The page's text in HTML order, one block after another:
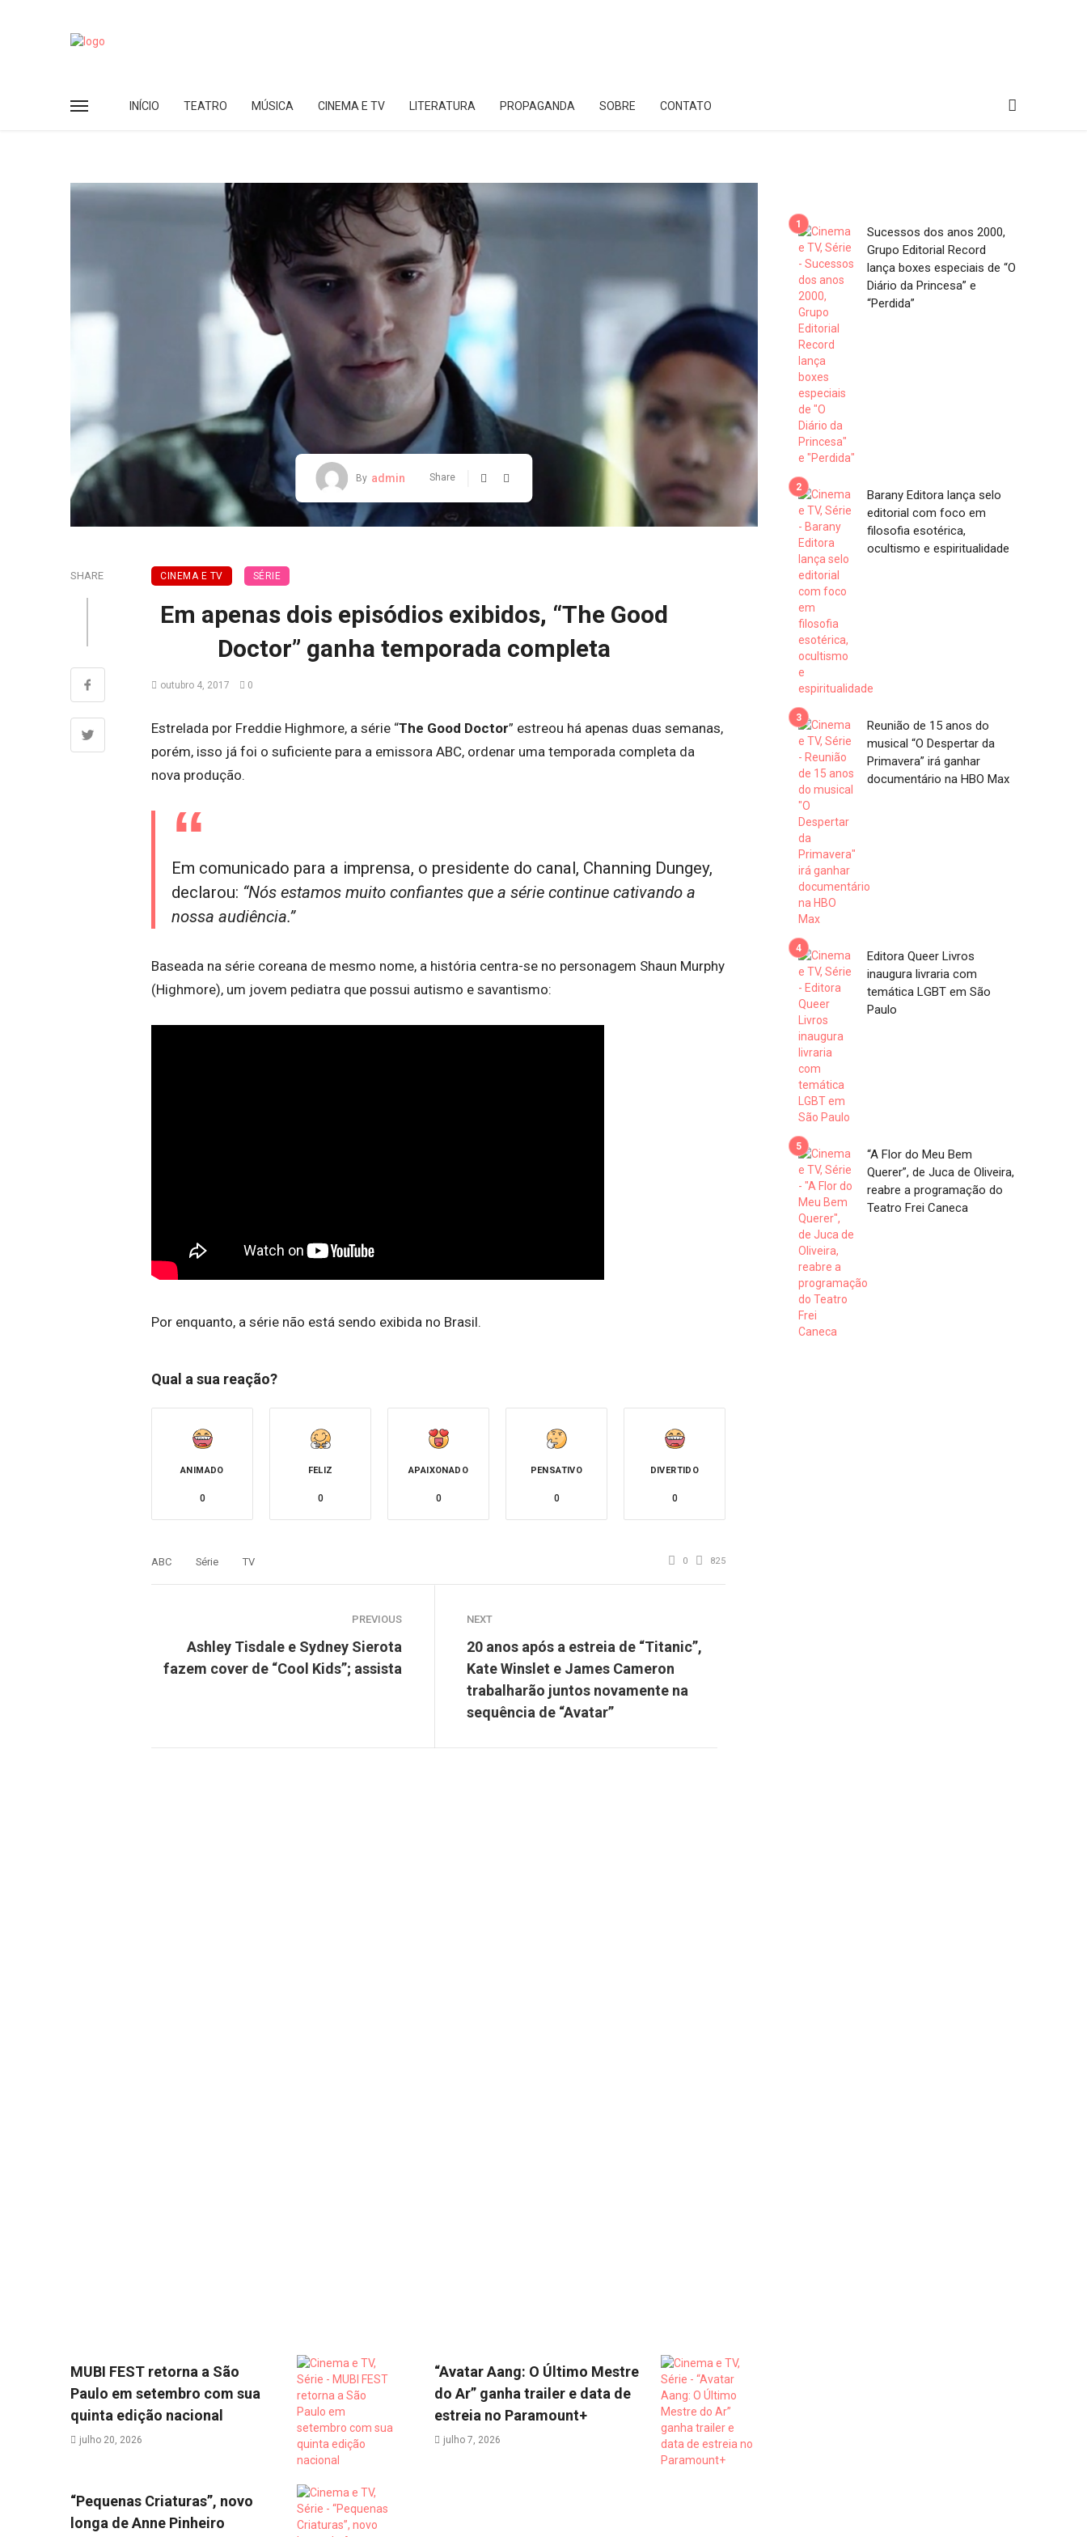
INÍCIO TEATRO MÚSICA CINEMA E TV LITERATURA PROPAGANDA SOBRE CONTATO
By admin Share
SHARE CINEMA E TV SÉRIE
Em apenas dois episódios exibidos, “The Good
Doctor” ganha temporada completa
outubro 4, 2017 0
Estrelada por Freddie Highmore, a série “The Good Doctor” estreou há apenas duas semanas,
porém, isso já foi o suficiente para a emissora ABC, ordenar uma temporada completa da
nova produção.
Em comunicado para a imprensa, o presidente do canal, Channing Dungey,
declarou: “Nós estamos muito confiantes que a série continue cativando a
nossa audiência.”
Baseada na série coreana de mesmo nome, a história centra-se no personagem Shaun Murphy
(Highmore), um jovem pediatra que possui autismo e savantismo:
Por enquanto, a série não está sendo exibida no Brasil.
Qual a sua reação?
ANIMADO
0
FELIZ
0
APAIXONADO
0
PENSATIVO
0
DIVERTIDO
0
ABC Série TV 0 825
PREVIOUS
Ashley Tisdale e Sydney Sierota
fazem cover de “Cool Kids”; assista
NEXT
20 anos após a estreia de “Titanic”,
Kate Winslet e James Cameron
trabalharão juntos novamente na
sequência de “Avatar”
MUBI FEST retorna a São
Paulo em setembro com sua
quinta edição nacional
julho 20, 2026
“Avatar Aang: O Último Mestre
do Ar” ganha trailer e data de
estreia no Paramount+
julho 7, 2026
“Pequenas Criaturas”, novo
longa de Anne Pinheiro
Sucessos dos anos 2000,
Grupo Editorial Record
lança boxes especiais de “O
Diário da Princesa” e
“Perdida”
Barany Editora lança selo
editorial com foco em
filosofia esotérica,
ocultismo e espiritualidade
Reunião de 15 anos do
musical “O Despertar da
Primavera” irá ganhar
documentário na HBO Max
Editora Queer Livros
inaugura livraria com
temática LGBT em São
Paulo
“A Flor do Meu Bem
Querer”, de Juca de Oliveira,
reabre a programação do
Teatro Frei Caneca